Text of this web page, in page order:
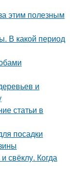
этим полезным
В какой период
и
статьи в
посадки
свёклу. Когда